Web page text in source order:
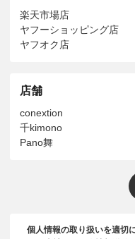
楽天市場店
ヤフーショッピング店
ヤフオク店
店舗
conextion
千kimono
Pano舞
個人情報の取り扱いを適切